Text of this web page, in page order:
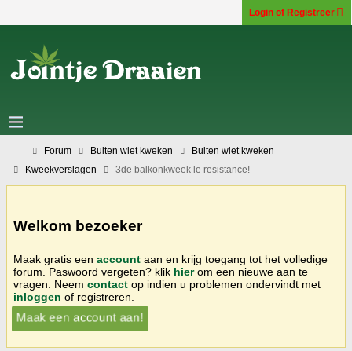
Login of Registreer
Forum Buiten wiet kweken
Buiten wiet kweken
Kweekverslagen
3de balkonkweek le resistance!
Welkom bezoeker
Maak gratis een account aan en krijg toegang tot het volledige
forum. Paswoord vergeten? klik hierom een nieuwe aan te
vragen. Neem contact op indien u problemen ondervindt met
inloggen of registreren.
Maak een account aan!